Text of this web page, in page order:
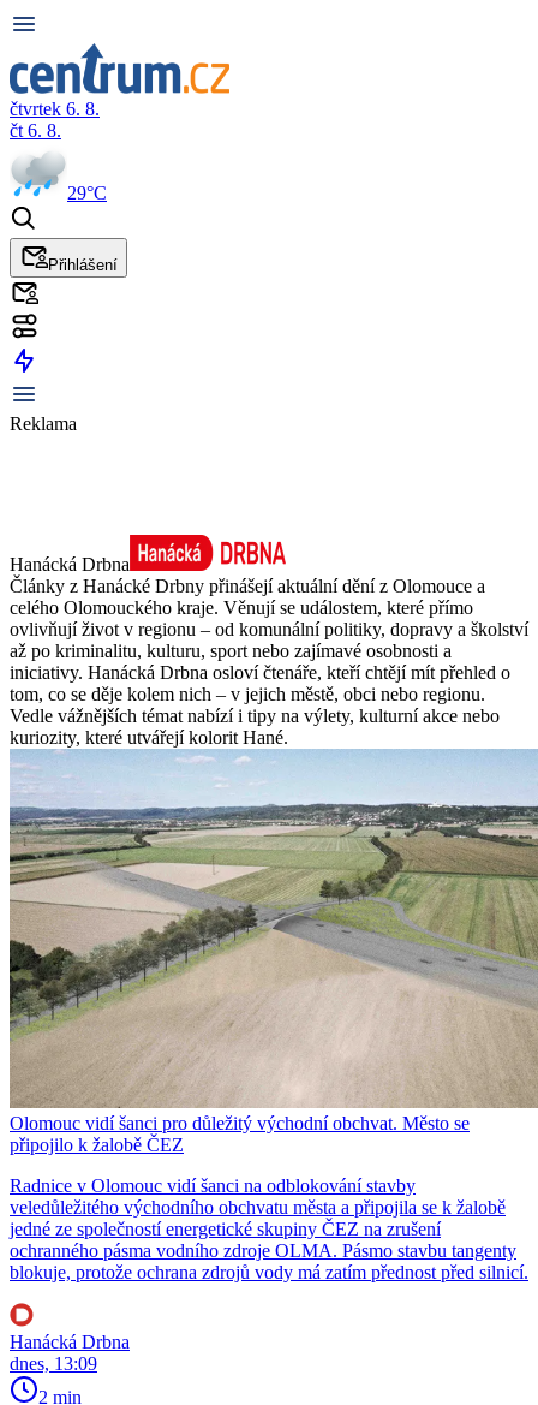
čtvrtek 6. 8.
čt 6. 8.
29°C
Přihlášení
Reklama
Hanácká Drbna
Články z Hanácké Drbny přinášejí aktuální dění z Olomouce a
celého Olomouckého kraje. Věnují se událostem, které přímo
ovlivňují život v regionu – od komunální politiky, dopravy a školství
až po kriminalitu, kulturu, sport nebo zajímavé osobnosti a
iniciativy. Hanácká Drbna osloví čtenáře, kteří chtějí mít přehled o
tom, co se děje kolem nich – v jejich městě, obci nebo regionu.
Vedle vážnějších témat nabízí i tipy na výlety, kulturní akce nebo
kuriozity, které utvářejí kolorit Hané.
Olomouc vidí šanci pro důležitý východní obchvat. Město se
připojilo k žalobě ČEZ
Radnice v Olomouc vidí šanci na odblokování stavby
veledůležitého východního obchvatu města a připojila se k žalobě
jedné ze společností energetické skupiny ČEZ na zrušení
ochranného pásma vodního zdroje OLMA. Pásmo stavbu tangenty
blokuje, protože ochrana zdrojů vody má zatím přednost před silnicí.
Hanácká Drbna
dnes, 13:09
2 min